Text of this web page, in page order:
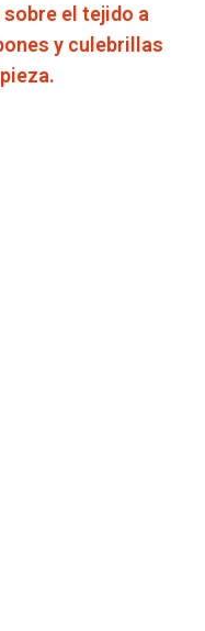
el tejido a
y culebrillas